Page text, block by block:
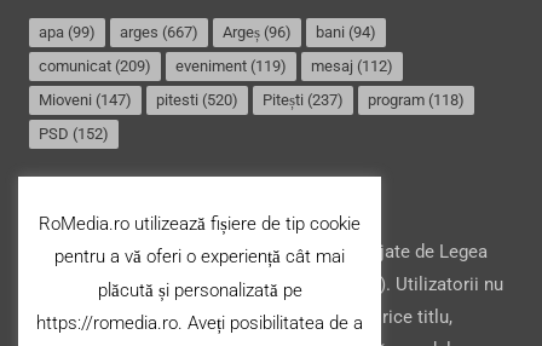
apa (99) arges (667) Argeș (96) bani (94)
comunicat (209) eveniment (119) mesaj (112)
Mioveni (147) pitesti (520) Pitești (237) program (118)
PSD (152)
Website-ul şi conţinutul acestuia, sunt protejate de Legea
drepturilor de autor din România (nr. 8/1996). Utilizatorii nu
pot copia, stoca, modifica ori transfera cu orice titlu,
RoMedia.ro utilizează fișiere de tip cookie
pentru a vă oferi o experiență cât mai
plăcută și personalizată pe
https://romedia.ro. Aveți posibilitatea de a